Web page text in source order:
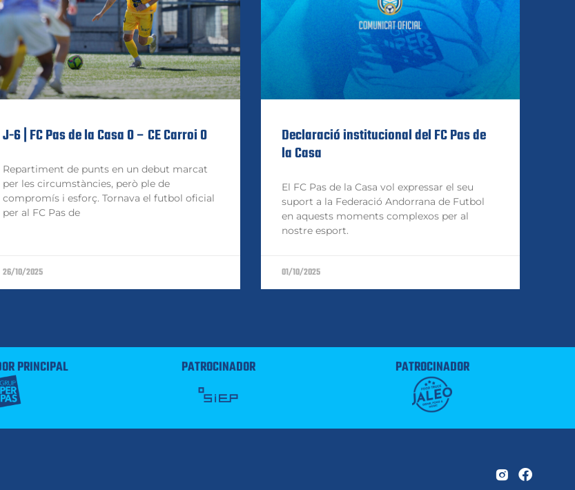
J-6 | FC Pas de la Casa 0 – CE Carroi 0
Repartiment de punts en un debut marcat
per les circumstàncies, però ple de
compromís i esforç. Tornava el futbol oficial
per al FC Pas de
26/10/2025
Declaració institucional del FC Pas de
la Casa
El FC Pas de la Casa vol expressar el seu
suport a la Federació Andorrana de Futbol
en aquests moments complexos per al
nostre esport.
01/10/2025
PRINCIPAL PATROCINADOR PATROCINADOR